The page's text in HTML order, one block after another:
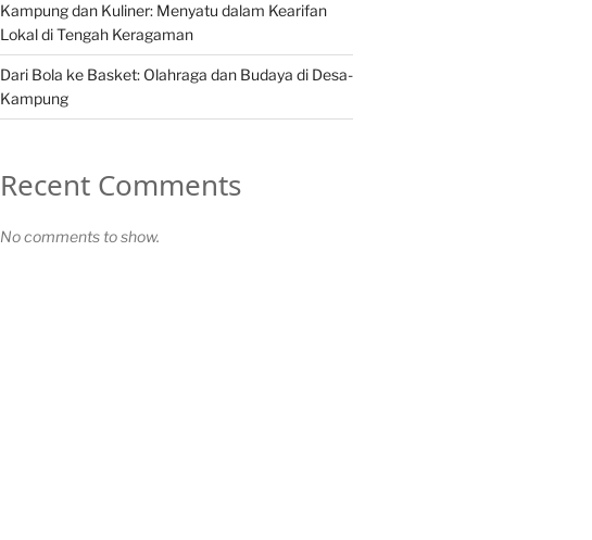
Kampung dan Kuliner: Menyatu dalam Kearifan
Lokal di Tengah Keragaman
Dari Bola ke Basket: Olahraga dan Budaya di Desa-
Kampung
Recent Comments
No comments to show.